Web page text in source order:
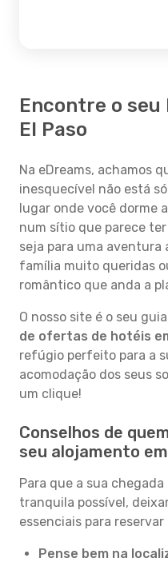
Encontre o
El Paso
Na eDreams, achamos
inesquecível não está
lugar onde você dorme
num sítio que parece
seja para uma aventura
família muito queridas
romântico que anda a
O nosso site é o seu
de ofertas de hotéis
refúgio perfeito para a
acomodação dos seus
um clique!
Conselhos de
seu alojamento
Para que a sua chegada
tranquila possível,
essenciais para
Pense bem na